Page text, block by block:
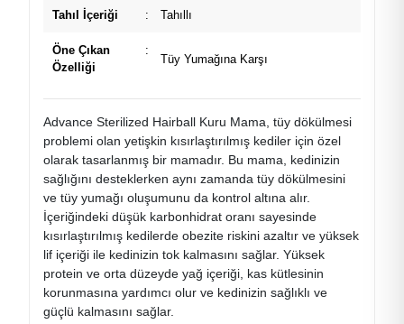
Tahıl İçeriği : Tahıllı
Öne Çıkan
Özelliği
:
Tüy Yumağına Karşı
Advance Sterilized Hairball Kuru Mama, tüy dökülmesi
problemi olan yetişkin kısırlaştırılmış kediler için özel
olarak tasarlanmış bir mamadır. Bu mama, kedinizin
sağlığını desteklerken aynı zamanda tüy dökülmesini
ve tüy yumağı oluşumunu da kontrol altına alır.
İçeriğindeki düşük karbonhidrat oranı sayesinde
kısırlaştırılmış kedilerde obezite riskini azaltır ve yüksek
lif içeriği ile kedinizin tok kalmasını sağlar. Yüksek
protein ve orta düzeyde yağ içeriği, kas kütlesinin
korunmasına yardımcı olur ve kedinizin sağlıklı ve
güçlü kalmasını sağlar.